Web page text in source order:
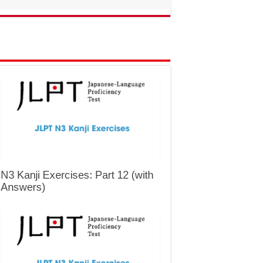
N3 Kanji Exercises: Part 12 (with
Answers)